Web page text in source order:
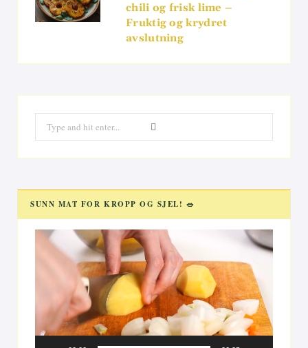
chili og frisk lime –
Fruktig og krydret
avslutning
for:
SUNN MAT FOR KROPP OG SJEL! 🥗
Videoavspiller